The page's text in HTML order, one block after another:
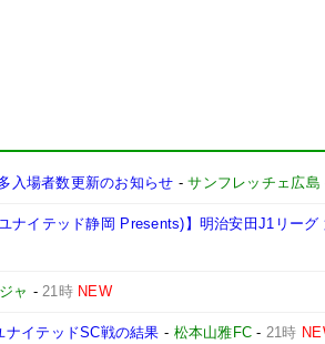
入場者数更新のお知らせ -サンフレッチェ広島
ナイテッド静岡 Presents)】明治安田J1リー
ャ -21時 NEW
イテッドSC戦の結果 - 松本山雅FC - 21時